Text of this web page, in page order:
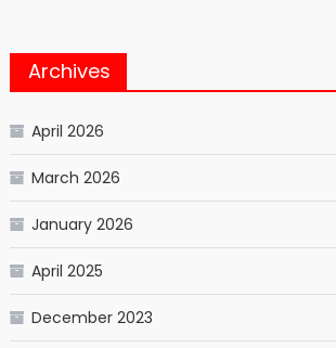
Archives
April 2026
March 2026
January 2026
April 2025
December 2023